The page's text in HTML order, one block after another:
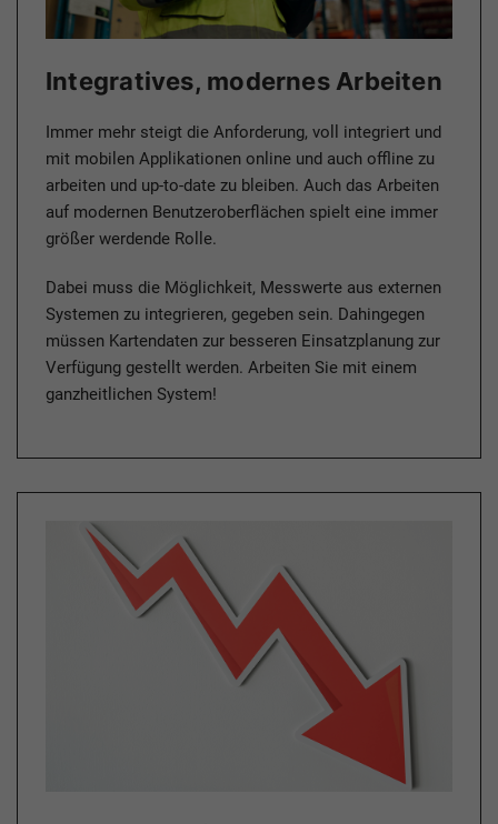
Integratives, modernes Arbeiten
Immer mehr steigt die Anforderung, voll integriert und
mit mobilen Applikationen online und auch offline zu
arbeiten und up-to-date zu bleiben. Auch das Arbeiten
auf modernen Benutzeroberflächen spielt eine immer
größer werdende Rolle.
Dabei muss die Möglichkeit, Messwerte aus externen
Systemen zu integrieren, gegeben sein. Dahingegen
müssen Kartendaten zur besseren Einsatzplanung zur
Verfügung gestellt werden. Arbeiten Sie mit einem
ganzheitlichen System!